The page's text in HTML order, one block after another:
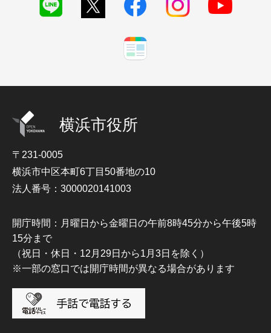
横浜市役所
〒231-0005
横浜市中区本町6丁目50番地の10
法人番号：3000020141003
開庁時間：月曜日から金曜日の午前8時45分から午後5時
15分まで
（祝日・休日・12月29日から1月3日を除く）
※一部の窓口では開庁時間が異なる場合があります